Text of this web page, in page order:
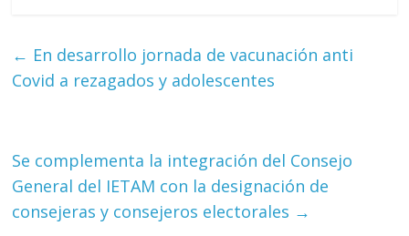
← En desarrollo jornada de vacunación anti
Covid a rezagados y adolescentes
Se complementa la integración del Consejo
General del IETAM con la designación de
consejeras y consejeros electorales →